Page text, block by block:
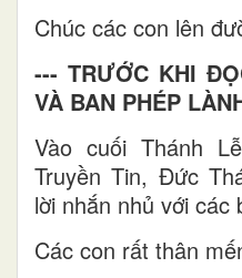
Chúc các con lên
--- TRƯỚC KHI
VÀ BAN PHÉP
Vào cuối Thánh
Truyền Tin, Đức
lời nhắn nhủ với các
Các con rất thân